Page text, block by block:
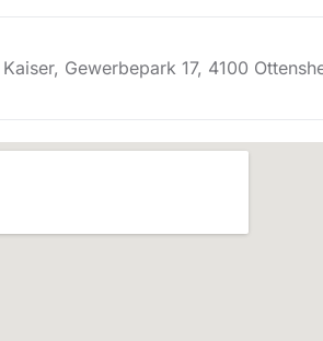
Kaiser, Gewerbepark 17, 4100